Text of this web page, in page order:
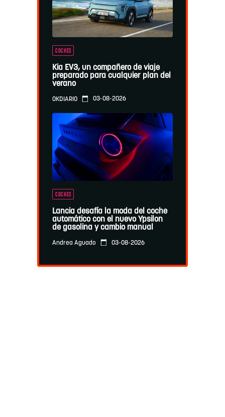
COCHES
Kia EV3, un compañero de viaje
preparado para cualquier plan del
verano
OKDIARIO 03-08-2026
COCHES
Lancia desafía la moda del coche
automático con el nuevo Ypsilon
de gasolina y cambio manual
Andrea Aguado 03-08-2026